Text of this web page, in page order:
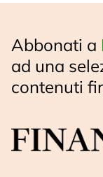
Abbonati a
ad una
contenuti